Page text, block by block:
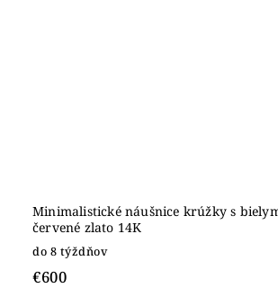
Minimalistické náušnice krúžky s
červené zlato 14K
do 8 týždňov
€600